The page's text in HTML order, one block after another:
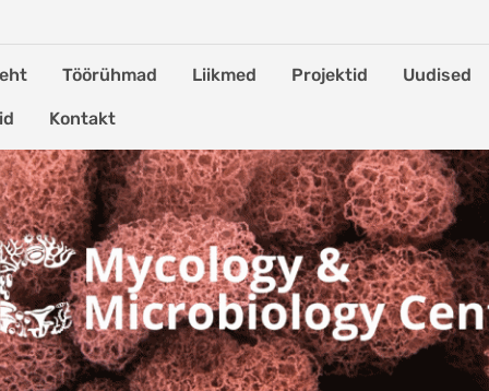
Töörühmad Liikmed Projektid Uudised
Kontakt